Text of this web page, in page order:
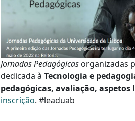
Jornadas Pedagógicas organizadas
dedicada à Tecnologia e
pedagógicas, avaliação, aspetos
inscrição. #leaduab